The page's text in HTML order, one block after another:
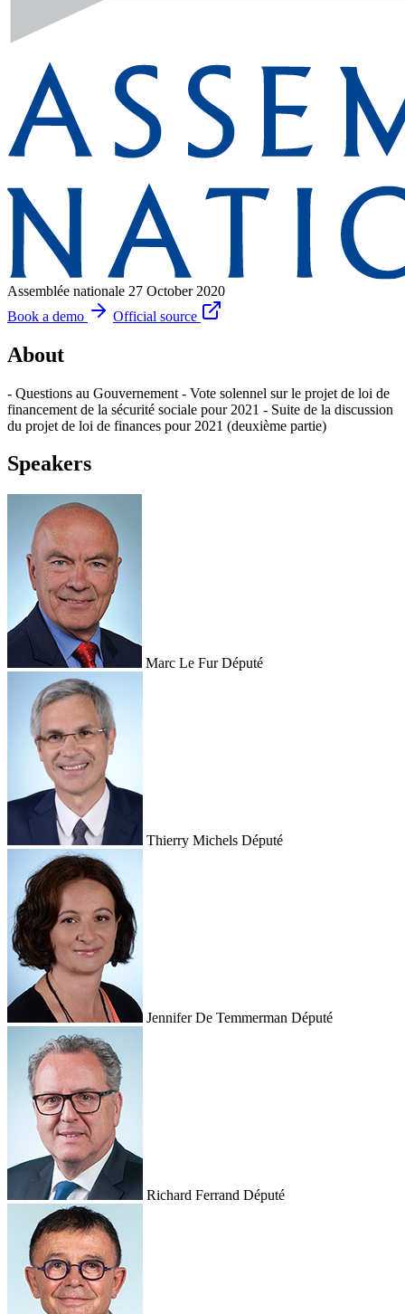
Assemblée nationale 27 October 2020
Book a demo
Official source
About
- Questions au Gouvernement - Vote solennel sur le projet de loi de
financement de la sécurité sociale pour 2021 - Suite de la discussion
du projet de loi de finances pour 2021 (deuxième partie)
Speakers
Marc Le Fur Député
Thierry Michels Député
Jennifer De Temmerman Député
Richard Ferrand Député